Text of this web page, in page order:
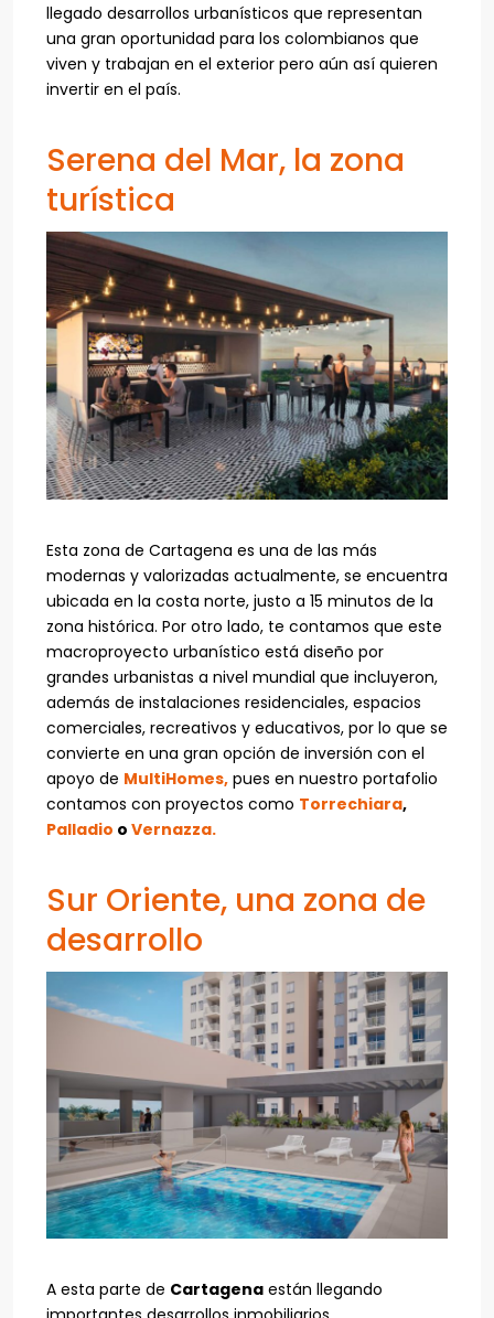
llegado desarrollos urbanísticos que representan
una gran oportunidad para los colombianos que
viven y trabajan en el exterior pero aún así quieren
invertir en el país.
Serena del Mar, la zona
turística
Esta zona de Cartagena es una de las más
modernas y valorizadas actualmente, se encuentra
ubicada en la costa norte, justo a 15 minutos de la
zona histórica. Por otro lado, te contamos que este
macroproyecto urbanístico está diseño por
grandes urbanistas a nivel mundial que incluyeron,
además de instalaciones residenciales, espacios
comerciales, recreativos y educativos, por lo que se
convierte en una gran opción de inversión con el
apoyo de MultiHomes, pues en nuestro portafolio
contamos con proyectos como Torrechiara,
Palladio o Vernazza.
Sur Oriente, una zona de
desarrollo
A esta parte de Cartagena están llegando